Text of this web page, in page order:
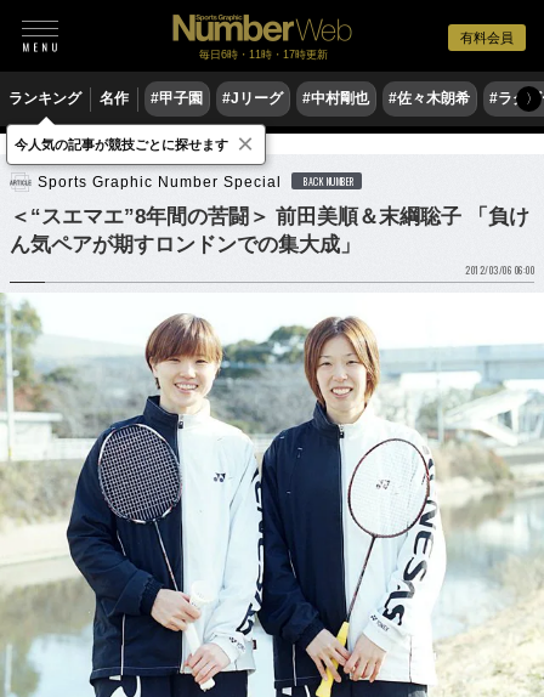
有料会員
毎日6時・11時・17時更新
ランキング 名作 #甲子園 #Jリーグ #中村剛也 #佐々木朗希 #ラグ〉
他競技 バドミントン
Sports Graphic Number Special BACK NUMBER
＜“スエマエ”8年間の苦闘＞ 前田美順＆末綱聡子 「負け
ん気ペアが期すロンドンでの集大成」
2012/03/06 06:00
今人気の記事が競技ごとに探せます ×